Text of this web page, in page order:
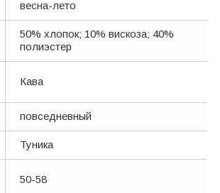
весна-лето
50% хлопок; 10% вискоза; 40%
полиэстер
Кава
повседневный
Туника
50-58